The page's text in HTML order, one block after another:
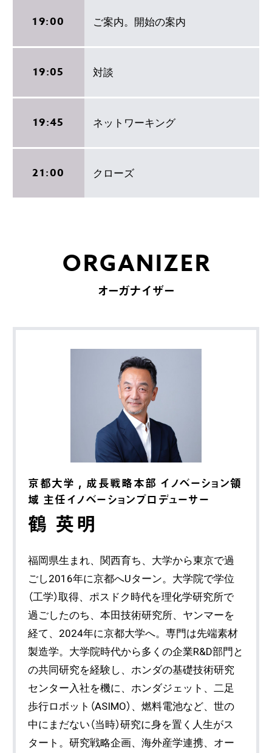
19:00 ご案内。開始の案内
19:05 対談
19:45 ネットワーキング
21:00 クローズ
ORGANIZER
オーガナイザー
京都大学 , 成長戦略本部 イノベーション領
域 主任イノベーションプロデューサー
鶴 英明
福岡県生まれ、関西育ち、大学から東京で過
ごし2016年に京都へUターン。大学院で学位
（工学）取得、ポスドク時代を理化学研究所で
過ごしたのち、本田技術研究所、ヤンマーを
経て、2024年に京都大学へ。専門は先端素材
製造学。大学院時代から多くの企業R&D部門と
の共同研究を経験し、ホンダの基礎技術研究
センター入社を機に、ホンダジェット、二足
歩行ロボット（ASIMO）、燃料電池など、世の
中にまだない（当時）研究に身を置く人生がス
タート。研究戦略企画、海外産学連携、オー